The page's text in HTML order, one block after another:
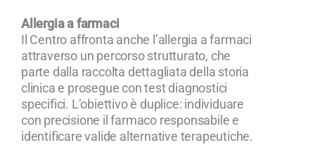
Allergia a farmaci
Il Centro affronta anche l’allergia a farmaci
attraverso un percorso strutturato, che
parte dalla raccolta dettagliata della storia
clinica e prosegue con test diagnostici
specifici. L’obiettivo è duplice: individuare
con precisione il farmaco responsabile e
identificare valide alternative terapeutiche.